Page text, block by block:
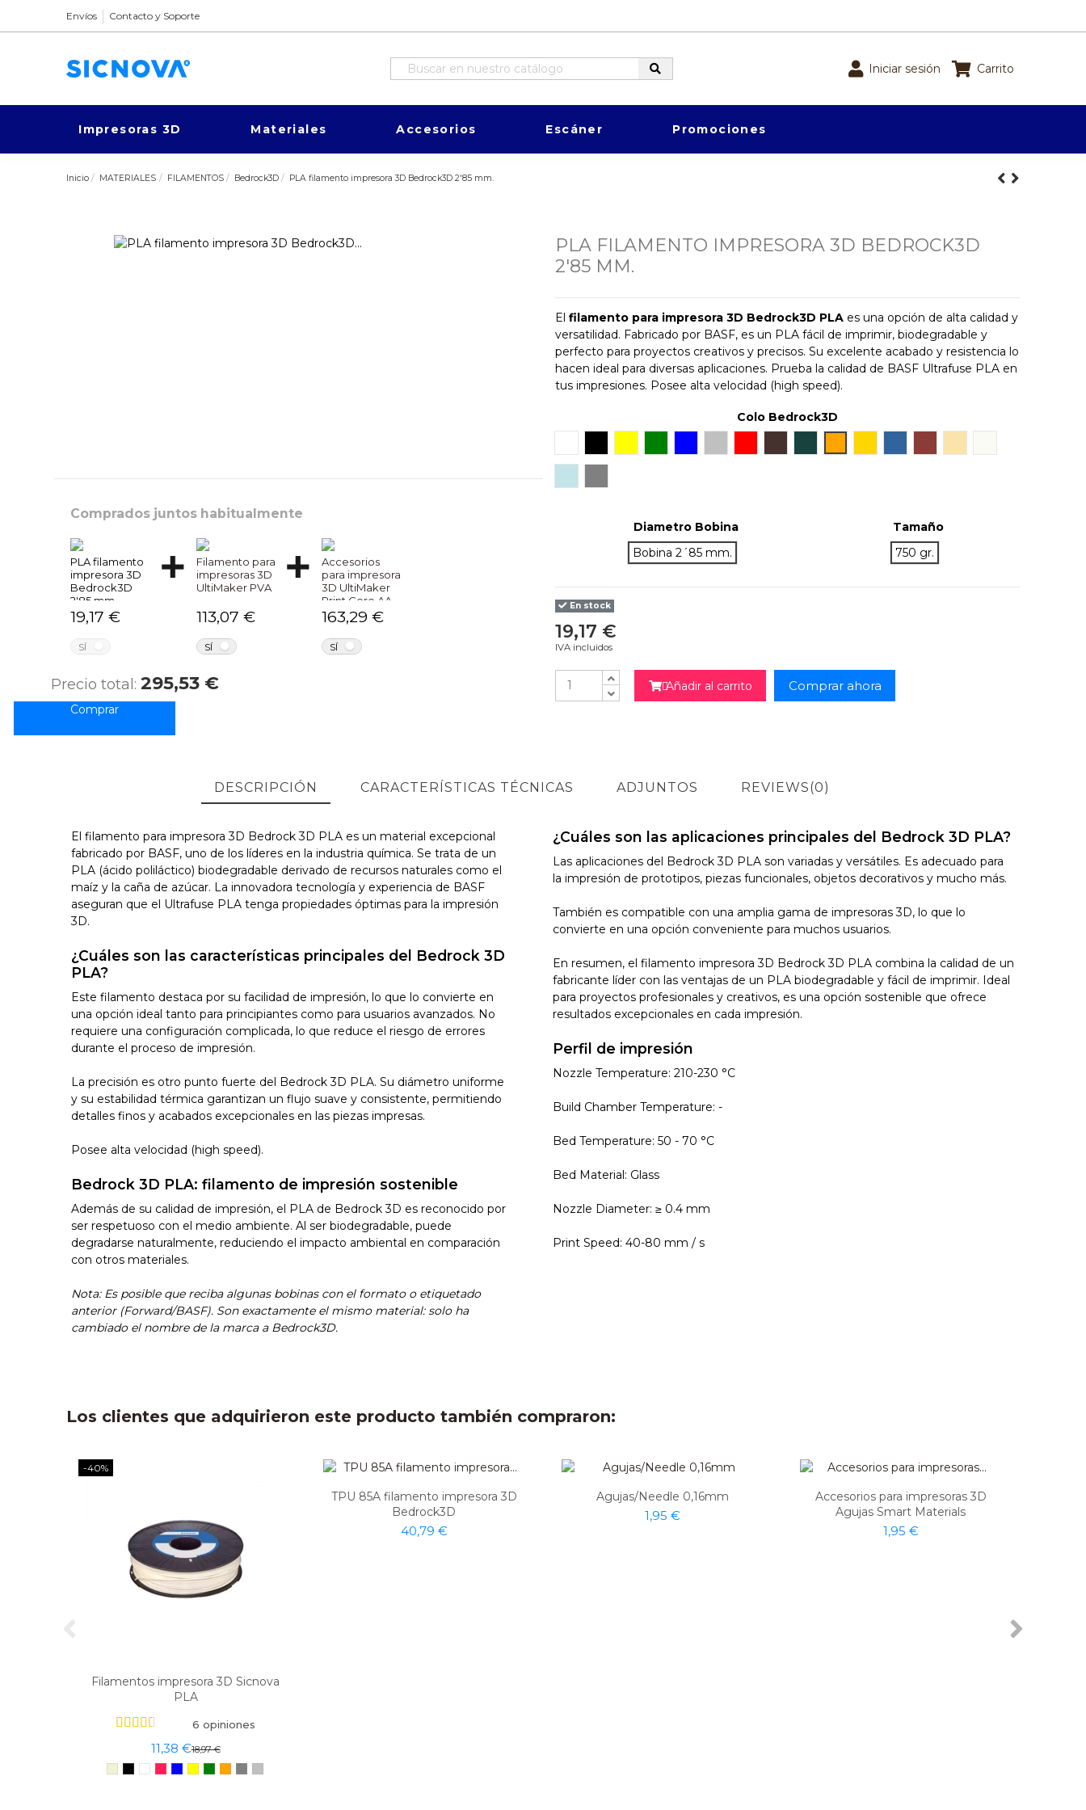
Envíos Contacto y Soporte
Iniciar sesión Carrito
Impresoras 3D Materiales Accesorios Escáner Promociones
Inicio MATERIALES FILAMENTOS Bedrock3D PLA filamento impresora 3D Bedrock3D 2'85 mm.
PLA FILAMENTO IMPRESORA 3D BEDROCK3D
2'85 MM.
El filamento para impresora 3D Bedrock3D PLA es una opción de alta calidad y
versatilidad. Fabricado por BASF, es un PLA fácil de imprimir, biodegradable y
perfecto para proyectos creativos y precisos. Su excelente acabado y resistencia lo
hacen ideal para diversas aplicaciones. Prueba la calidad de BASF Ultrafuse PLA en
tus impresiones. Posee alta velocidad (high speed).
Colo Bedrock3D
Diametro Bobina
Bobina 2´85 mm.
Tamaño
750 gr.
En stock
19,17 €
IVA incluidos

Añadir al carrito Comprar ahora
Comprados juntos habitualmente
PLA filamento
impresora 3D
Bedrock3D
2'85 mm.
19,17 €
SÍ
Filamento para
impresoras 3D
UltiMaker PVA
113,07 €
SÍ
Accesorios
para impresora
3D UltiMaker
Print Core AA
0.40
163,29 €
SÍ
Precio total:295,53 €
DESCRIPCIÓN CARACTERÍSTICAS TÉCNICAS ADJUNTOS REVIEWS(0)
El filamento para impresora 3D Bedrock 3D PLA es un material excepcional
fabricado por BASF, uno de los líderes en la industria química. Se trata de un
PLA (ácido poliláctico) biodegradable derivado de recursos naturales como el
maíz y la caña de azúcar. La innovadora tecnología y experiencia de BASF
aseguran que el Ultrafuse PLA tenga propiedades óptimas para la impresión
3D.
¿Cuáles son las características principales del Bedrock 3D
PLA?
Este filamento destaca por su facilidad de impresión, lo que lo convierte en
una opción ideal tanto para principiantes como para usuarios avanzados. No
requiere una configuración complicada, lo que reduce el riesgo de errores
durante el proceso de impresión.
La precisión es otro punto fuerte del Bedrock 3D PLA. Su diámetro uniforme
y su estabilidad térmica garantizan un flujo suave y consistente, permitiendo
detalles finos y acabados excepcionales en las piezas impresas.
Posee alta velocidad (high speed).
Bedrock 3D PLA: filamento de impresión sostenible
Además de su calidad de impresión, el PLA de Bedrock 3D es reconocido por
ser respetuoso con el medio ambiente. Al ser biodegradable, puede
degradarse naturalmente, reduciendo el impacto ambiental en comparación
con otros materiales.
Nota: Es posible que reciba algunas bobinas con el formato o etiquetado
anterior (Forward/BASF). Son exactamente el mismo material: solo ha
cambiado el nombre de la marca a Bedrock3D.
¿Cuáles son las aplicaciones principales del Bedrock 3D PLA?
Las aplicaciones del Bedrock 3D PLA son variadas y versátiles. Es adecuado para
la impresión de prototipos, piezas funcionales, objetos decorativos y mucho más.
También es compatible con una amplia gama de impresoras 3D, lo que lo
convierte en una opción conveniente para muchos usuarios.
En resumen, el filamento impresora 3D Bedrock 3D PLA combina la calidad de un
fabricante líder con las ventajas de un PLA biodegradable y fácil de imprimir. Ideal
para proyectos profesionales y creativos, es una opción sostenible que ofrece
resultados excepcionales en cada impresión.
Perfil de impresión
Nozzle Temperature: 210-230 °C
Build Chamber Temperature: -
Bed Temperature: 50 - 70 °C
Bed Material: Glass
Nozzle Diameter: ≥ 0.4 mm
Print Speed: 40-80 mm / s
Los clientes que adquirieron este producto también compraron:
-40%
Filamentos impresora 3D Sicnova
PLA
6 opiniones
11,38 €18,97 €
TPU 85A filamento impresora 3D
Bedrock3D
40,79 €
Agujas/Needle 0,16mm
1,95 €
Accesorios para impresoras 3D
Agujas Smart Materials
1,95 €